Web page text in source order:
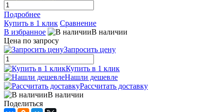
Подробнее
Купить в 1 клик Сравнение
В избранное
В наличии
Цена по запросу
Запросить цену
Купить в 1 клик
Нашли дешевле
Рассчитать доставку
В наличии
Поделиться